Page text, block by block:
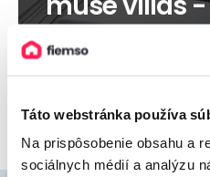
Táto webstránka používa
Na prispôsobenie obsahu a
sociálnych médií a analýzu